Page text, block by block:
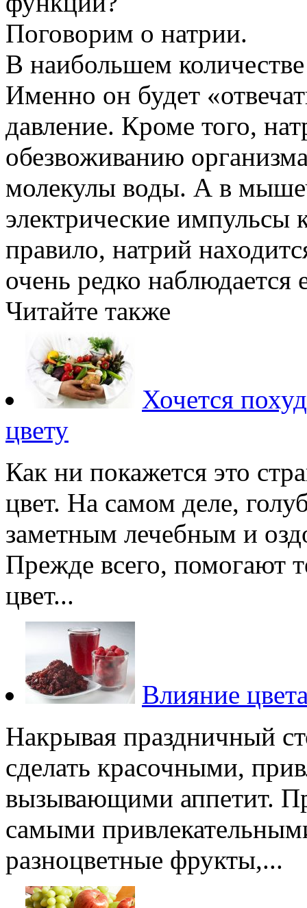
Поговорим о натрии.
В наибольшем
Именно он будет
давление. Кроме того,
обезвоживанию
молекулы воды. А в
электрические
правило, натрий
очень редко наблюдается
Читайте также
Хочется
цвету
Как ни покажется это
цвет. На самом деле,
заметным лечебным и
Прежде всего, помогают
цвет...
Влияние
Накрывая праздничный
сделать красочными,
вызывающими аппетит.
самыми
разноцветные фрукты,...